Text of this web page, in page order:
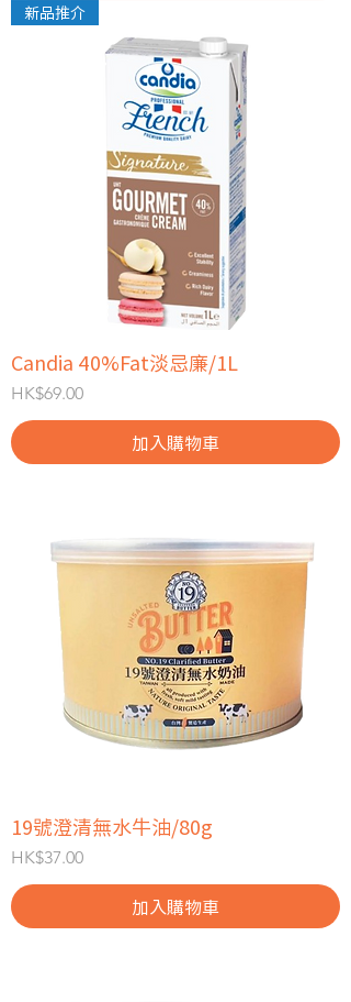
新品推介
Candia 40%Fat淡忌廉/1L
價格
HK$69.00
加入購物車
19號澄清無水牛油/80g
價格
HK$37.00
加入購物車